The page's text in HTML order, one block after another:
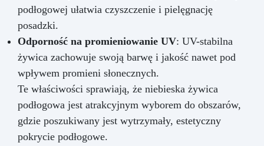
podłogowej ułatwia czyszczenie i pielęgnację
posadzki.
Odporność na promieniowanie UV: UV-stabilna
żywica zachowuje swoją barwę i jakość nawet pod
wpływem promieni słonecznych.
Te właściwości sprawiają, że niebieska żywica
podłogowa jest atrakcyjnym wyborem do obszarów,
gdzie poszukiwany jest wytrzymały, estetyczny
pokrycie podłogowe.